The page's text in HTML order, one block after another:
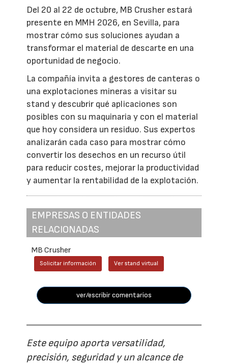
Del 20 al 22 de octubre, MB Crusher estará
presente en MMH 2026, en Sevilla, para
mostrar cómo sus soluciones ayudan a
transformar el material de descarte en una
oportunidad de negocio.
La compañía invita a gestores de canteras o
una explotaciones mineras a visitar su
stand y descubrir qué aplicaciones son
posibles con su maquinaria y con el material
que hoy considera un residuo. Sus expertos
analizarán cada caso para mostrar cómo
convertir los desechos en un recurso útil
para reducir costes, mejorar la productividad
y aumentar la rentabilidad de la explotación.
EMPRESAS O ENTIDADES
RELACIONADAS
MB Crusher
Solicitar información Ver stand virtual
ver/escribir comentarios
Este equipo aporta versatilidad,
precisión, seguridad y un alcance de